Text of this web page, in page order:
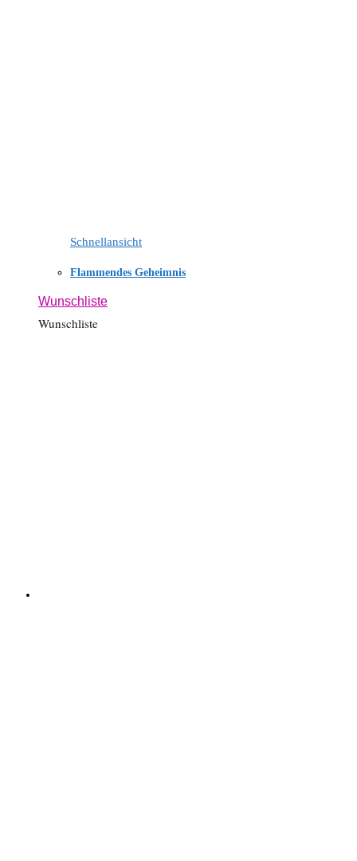
Schnellansicht
Flammendes Geheimnis
Wunschliste
Wunschliste